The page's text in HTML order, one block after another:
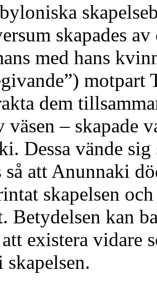
skapades
med hans
motpart
dem
väsen – skapade
Dessa vände
att Anunnaki
skapelsen
Betydelsen kan
existera vidare
skapelsen.